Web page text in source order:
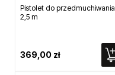
Pistolet do przedmuchiwania
2,5 m
369,00 zł